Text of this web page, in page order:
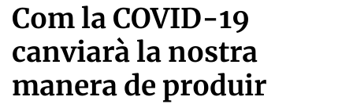
Com la COVID-19
canviarà la nostra
manera de produir